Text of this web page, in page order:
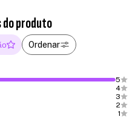
produto
Ordenar
5
4
3
2
1